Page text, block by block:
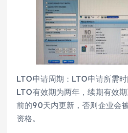
LTO申请周期：LTO申请所需
LTO有效期为两年，续期有效
前的90天内更新，否则企业会
资格。